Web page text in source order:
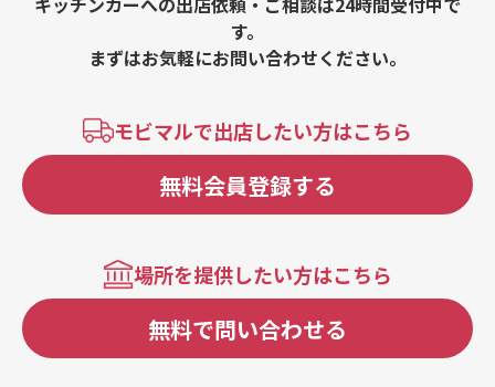
す。
まずはお気軽にお問い合わせください。
モビマルで出店したい方はこちら
無料会員登録する
場所を提供したい方はこちら
無料で問い合わせる